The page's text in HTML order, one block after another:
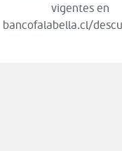
vigentes en
bancofalabella.cl/